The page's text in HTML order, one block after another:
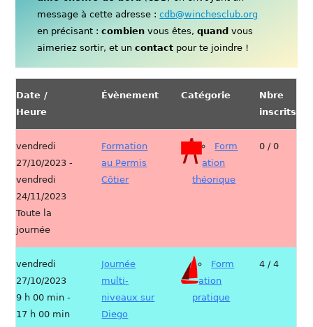
message à cette adresse :cdb@winchesclub.org
en précisant :combien vous êtes,quand vous
aimeriez sortir, et uncontact pour te joindre !
Date /
Heure
Évènement Catégorie
Nbre
inscrits
vendredi
27/10/2023 -
vendredi
24/11/2023
Toute la
journée
Formation
au Permis
Côtier
Form
ation
théorique
0 / 0
vendredi
27/10/2023
9 h 00 min -
17 h 00 min
Journée
multi-
niveaux sur
Diego
Form
ation
pratique
4 / 4